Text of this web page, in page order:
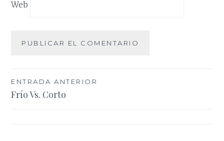
Web
Navegación
de
ENTRADA ANTERIOR
Frío Vs. Corto